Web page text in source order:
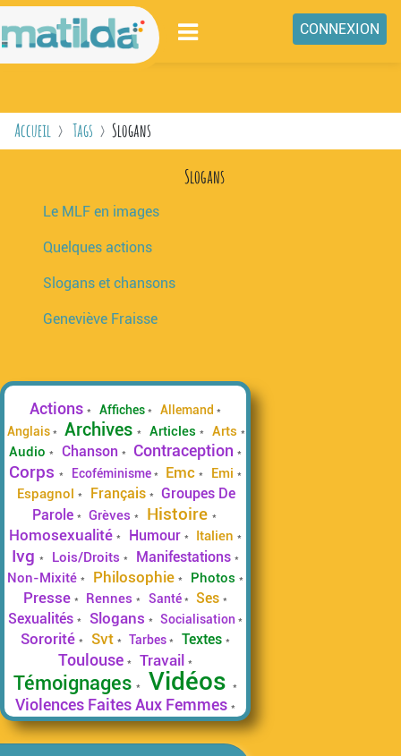
Passer au contenu principal
NIVEAUX
MATILDA
CONCOURS VIDÉO
CONNEXION
Accueil Tags Slogans
Slogans
Le MLF en images
Quelques actions
Slogans et chansons
Geneviève Fraisse
Passer Tags
Actions Affiches
Allemand
Anglais
Archives Articles
Arts
Audio
Chanson Contraception
Corps Ecoféminisme Emc
Emi
Espagnol
Français
Groupes De
Parole
Grèves Histoire
Homosexualité Humour Italien
Ivg Lois/Droits Manifestations
Non-Mixité Philosophie Photos
Presse Rennes Santé
Ses
Sexualités
Slogans Socialisation
Sororité Svt Tarbes Textes
Toulouse Travail
Témoignages Vidéos
Violences Faites Aux Femmes